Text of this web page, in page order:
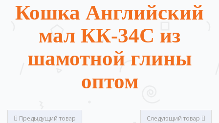
Кошка Английский
мал КК-34С из
шамотной глины
оптом
Предыдущий товар Следующий товар